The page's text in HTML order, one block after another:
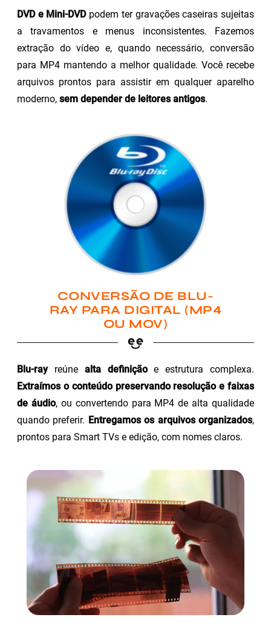
DVD e Mini-DVDpodem ter gravações caseiras sujeitas
a travamentos e menus inconsistentes. Fazemos
extração do vídeo e, quando necessário, conversão
para MP4 mantendo a melhor qualidade. Você recebe
arquivos prontos para assistir em qualquer aparelho
moderno, sem depender de leitores antigos.
CONVERSÃO DE BLU-
RAY PARA DIGITAL (MP4
OU MOV)
Blu-rayreúne alta definiçãoe estrutura complexa.
Extraímos o conteúdo preservando resolução e faixas
de áudio, ou convertendo para MP4 de alta qualidade
quando preferir. Entregamos os arquivos organizados,
prontos para Smart TVs e edição, com nomes claros.